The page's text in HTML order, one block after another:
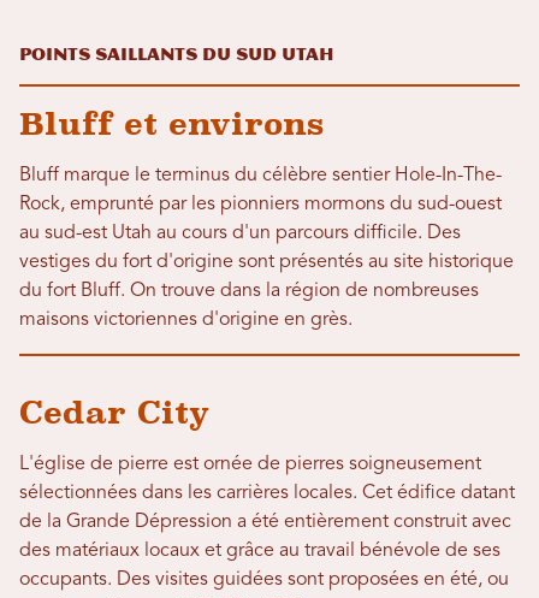
Points saillants du Sud Utah
Bluff et environs
Bluff marque le terminus du célèbre sentier Hole-In-The-
Rock, emprunté par les pionniers mormons du sud-ouest
au sud-est Utah au cours d'un parcours difficile. Des
vestiges du fort d'origine sont présentés au site historique
du fort Bluff. On trouve dans la région de nombreuses
maisons victoriennes d'origine en grès.
Cedar City
L'église de pierre est ornée de pierres soigneusement
sélectionnées dans les carrières locales. Cet édifice datant
de la Grande Dépression a été entièrement construit avec
des matériaux locaux et grâce au travail bénévole de ses
occupants. Des visites guidées sont proposées en été, ou